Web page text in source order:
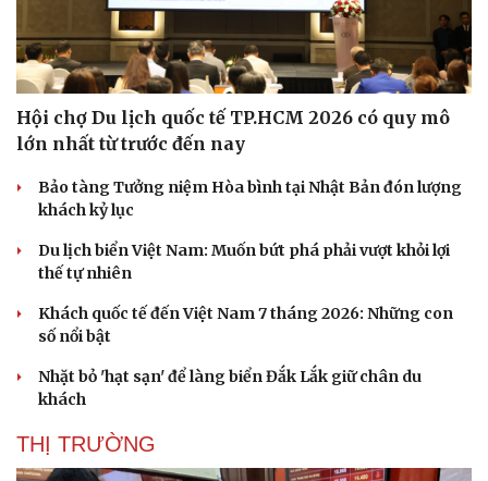
Sân khấu - Điện ảnh
Văn học
Di sản
Nghệ sĩ
Hội chợ Du lịch quốc tế TP.HCM 2026 có quy mô
lớn nhất từ trước đến nay
Bảo tàng Tưởng niệm Hòa bình tại Nhật Bản đón lượng
khách kỷ lục
Du lịch biển Việt Nam: Muốn bứt phá phải vượt khỏi lợi
thế tự nhiên
Khách quốc tế đến Việt Nam 7 tháng 2026: Những con
số nổi bật
Nhặt bỏ 'hạt sạn' để làng biển Đắk Lắk giữ chân du
khách
THỊ TRƯỜNG